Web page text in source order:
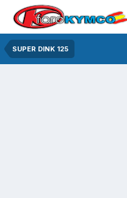
SUPER DINK 125